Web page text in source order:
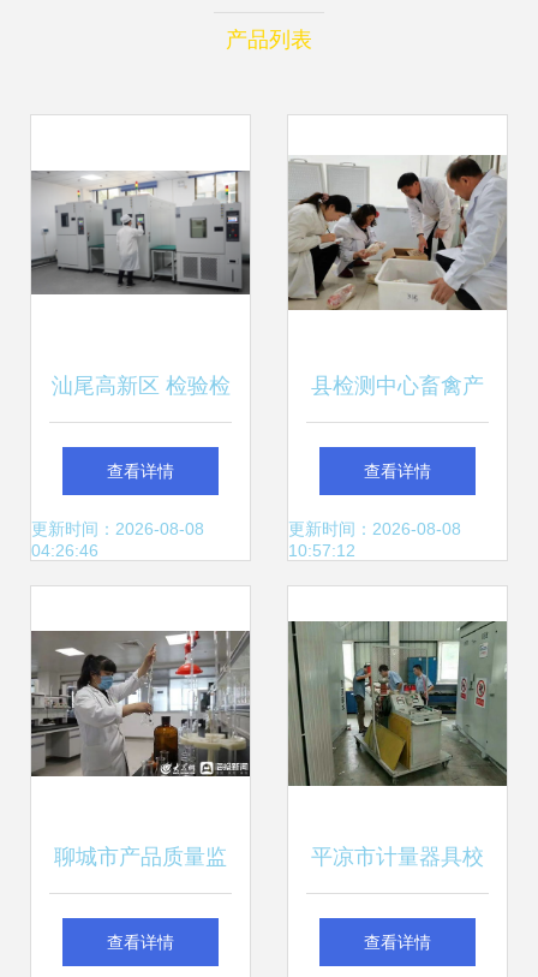
产品列表
汕尾高新区 检验检
测服务赋能高质量
发展新引擎
查看详情
更新时间：2026-08-08
04:26:46
县检测中心畜禽产
品监督检测拉开帷
幕 检验检测服务全
查看详情
更新时间：2026-08-08
10:57:12
聊城市产品质量监
督检验所党支部 党
查看详情
平凉市计量器具校
正与设备计量校准
查看详情